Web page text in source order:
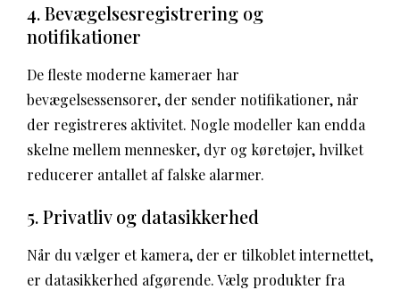
4. Bevægelsesregistrering og
notifikationer
De fleste moderne kameraer har
bevægelsessensorer, der sender notifikationer, når
der registreres aktivitet. Nogle modeller kan endda
skelne mellem mennesker, dyr og køretøjer, hvilket
reducerer antallet af falske alarmer.
5. Privatliv og datasikkerhed
Når du vælger et kamera, der er tilkoblet internettet,
er datasikkerhed afgørende. Vælg produkter fra